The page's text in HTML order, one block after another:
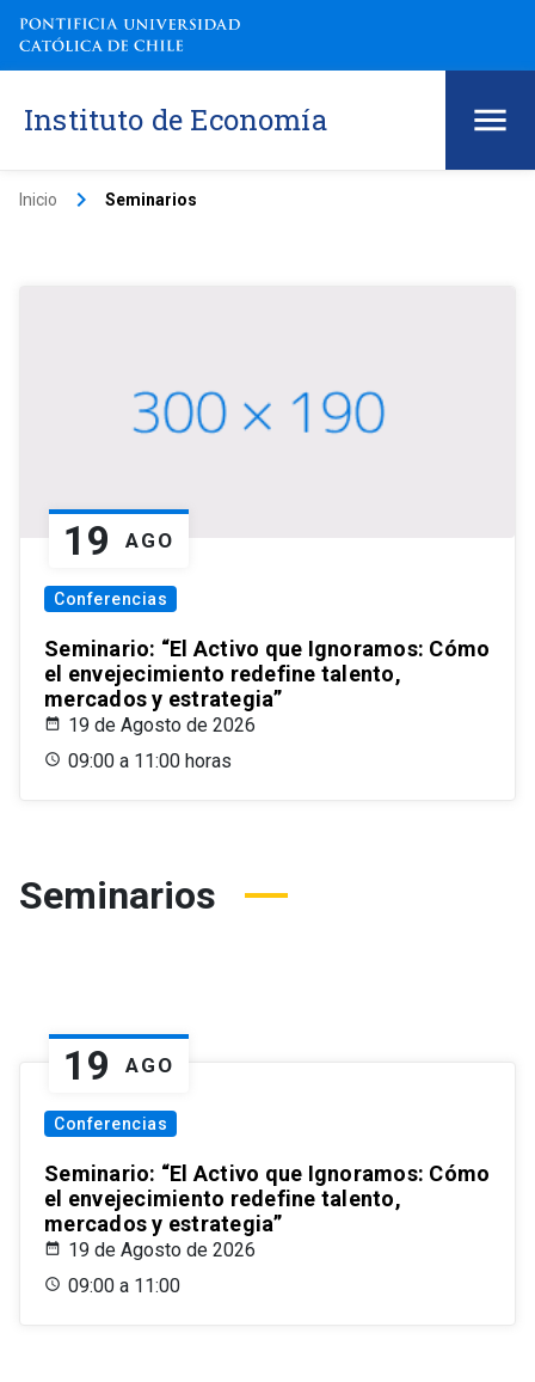
Instituto de Economía
Inicio keyboard_arrow_right Seminarios
19 AGO
Conferencias
Seminario: “El Activo que Ignoramos: Cómo
el envejecimiento redefine talento,
mercados y estrategia”
19 de Agosto de 2026
09:00 a 11:00 horas
Seminarios
19 AGO
Conferencias
Seminario: “El Activo que Ignoramos: Cómo
el envejecimiento redefine talento,
mercados y estrategia”
19 de Agosto de 2026
09:00 a 11:00